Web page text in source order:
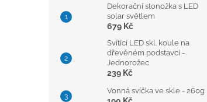
Dekorační stonožka s LED
solar světlem
679 Kč
Svítící LED skl. koule na
dřevěném podstavci -
Jednorožec
239 Kč
Vonná svíčka ve skle - 260g